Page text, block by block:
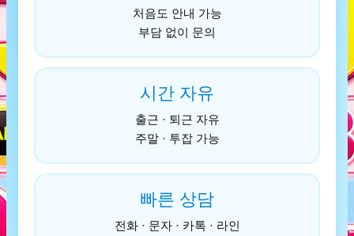
처음도 안내 가능
부담 없이 문의
시간 자유
출근 · 퇴근 자유
주말 · 투잡 가능
빠른 상담
전화 · 문자 · 카톡 · 라인